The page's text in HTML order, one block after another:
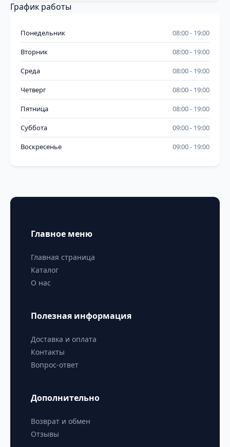
График работы
Понедельник 08:00 19:00
Вторник 08:00 19:00
Среда 08:00 19:00
Четверг 08:00 19:00
Пятница 08:00 19:00
Суббота 09:00 19:00
Воскресенье 09:00 19:00
Главное меню
Главная страница
Каталог
О нас
Полезная информация
Доставка и оплата
Контакты
Вопрос-ответ
Дополнительно
Возврат и обмен
Отзывы